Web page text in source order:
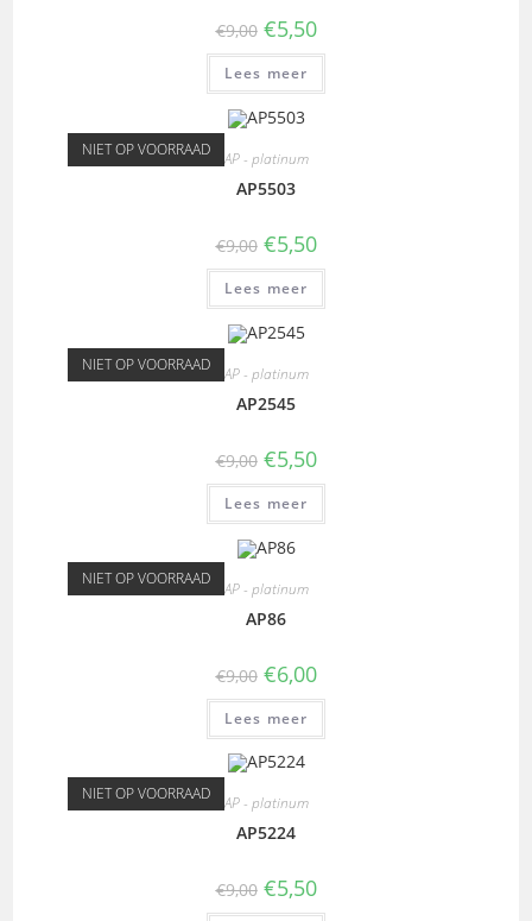
€9,00 €5,50
Lees meer
NIET OP VOORRAAD AP - platinum
AP5503
€9,00 €5,50
Lees meer
NIET OP VOORRAAD AP - platinum
AP2545
€9,00 €5,50
Lees meer
NIET OP VOORRAAD AP - platinum
AP86
€9,00 €6,00
Lees meer
NIET OP VOORRAAD AP - platinum
AP5224
€9,00 €5,50